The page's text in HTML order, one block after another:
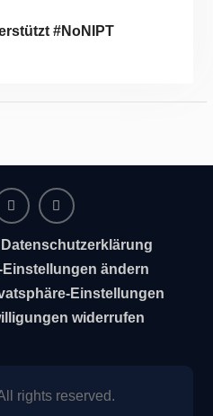
#NoNIPT
Datenschutzerklärung
Einstellungen ändern
Einstellungen
widerrufen
rights reserved.